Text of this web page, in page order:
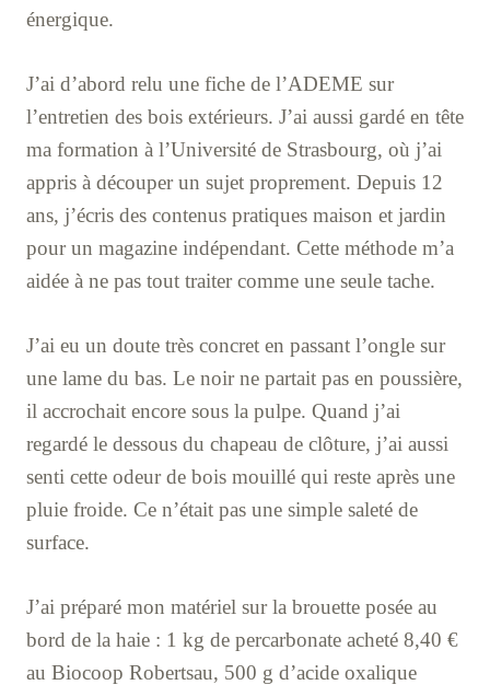
énergique.
J’ai d’abord relu une fiche de l’ADEME sur
l’entretien des bois extérieurs. J’ai aussi gardé en tête
ma formation à l’Université de Strasbourg, où j’ai
appris à découper un sujet proprement. Depuis 12
ans, j’écris des contenus pratiques maison et jardin
pour un magazine indépendant. Cette méthode m’a
aidée à ne pas tout traiter comme une seule tache.
J’ai eu un doute très concret en passant l’ongle sur
une lame du bas. Le noir ne partait pas en poussière,
il accrochait encore sous la pulpe. Quand j’ai
regardé le dessous du chapeau de clôture, j’ai aussi
senti cette odeur de bois mouillé qui reste après une
pluie froide. Ce n’était pas une simple saleté de
surface.
J’ai préparé mon matériel sur la brouette posée au
bord de la haie : 1 kg de percarbonate acheté 8,40 €
au Biocoop Robertsau, 500 g d’acide oxalique